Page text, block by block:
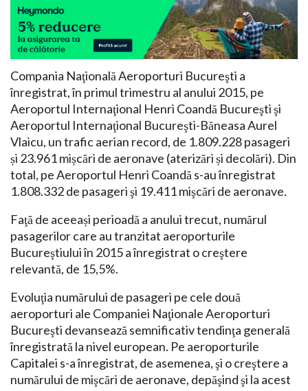
Compania Naţională Aeroporturi Bucureşti a
înregistrat, în primul trimestru al anului 2015, pe
Aeroportul Internaţional Henri Coandă Bucureşti şi
Aeroportul Internaţional Bucureşti-Băneasa Aurel
Vlaicu, un trafic aerian record, de 1.809.228 pasageri
și 23.961 mișcări de aeronave (aterizări și decolări). Din
total, pe Aeroportul Henri Coandă s-au înregistrat
1.808.332 de pasageri şi 19.411 mişcări de aeronave.
Faţă de aceeași perioadă a anului trecut, numărul
pasagerilor care au tranzitat aeroporturile
Bucureştiului în 2015 a înregistrat o creştere
relevantă, de 15,5%.
Evoluţia numărului de pasageri pe cele două
aeroporturi ale Companiei Naţionale Aeroporturi
Bucureşti devansează semnificativ tendinţa generală
înregistrată la nivel european. Pe aeroporturile
Capitalei s-a înregistrat, de asemenea, şi o creştere a
numărului de mişcări de aeronave, depăşind şi la acest